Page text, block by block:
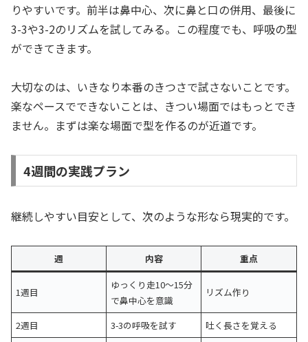
りやすいです。前半は鼻中心、次に鼻と口の併用、最後に
3-3や3-2のリズムを試してみる。この程度でも、呼吸の型
ができてきます。
大切なのは、いきなり本番のきつさで試さないことです。
楽なペースでできないことは、きつい場面ではもっとでき
ません。まずは楽な場面で型を作るのが近道です。
4週間の実践プラン
継続しやすい目安として、次のような形なら現実的です。
週 内容 重点
1週目
ゆっくり走10〜15分
で鼻中心を意識
リズム作り
2週目 3-3の呼吸を試す 吐く長さを覚える